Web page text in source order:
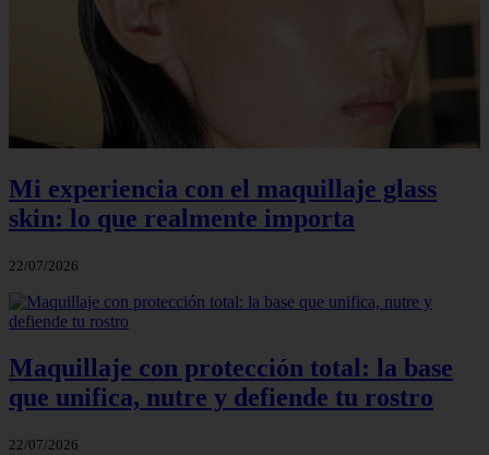
Mi experiencia con el maquillaje glass
skin: lo que realmente importa
22/07/2026
Maquillaje con protección total: la base
que unifica, nutre y defiende tu rostro
22/07/2026